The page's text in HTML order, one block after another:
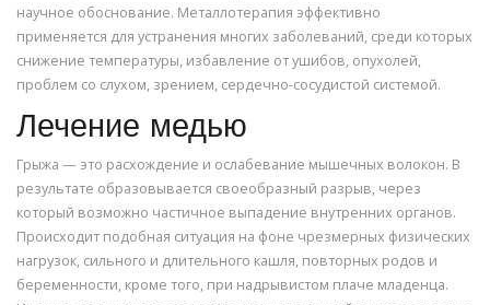
научное обоснование. Металлотерапия эффективно
применяется для устранения многих заболеваний, среди которых
снижение температуры, избавление от ушибов, опухолей,
проблем со слухом, зрением, сердечно-сосудистой системой.
Лечение медью
Грыжа — это расхождение и ослабевание мышечных волокон. В
результате образовывается своеобразный разрыв, через
который возможно частичное выпадение внутренних органов.
Происходит подобная ситуация на фоне чрезмерных физических
нагрузок, сильного и длительного кашля, повторных родов и
беременности, кроме того, при надрывистом плаче младенца.